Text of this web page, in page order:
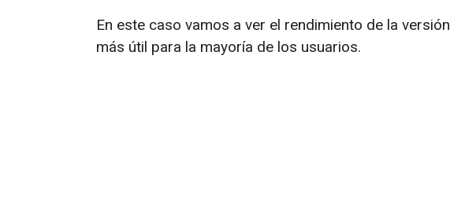
En este caso vamos a ver el rendimiento de la versión
más útil para la mayoría de los usuarios.